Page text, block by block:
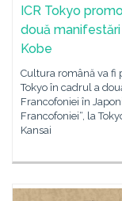
ICR Tokyo
două
Kobe
Cultura română va fi
Tokyo în cadrul a
Francofoniei în
Francofoniei“, la
Kansai